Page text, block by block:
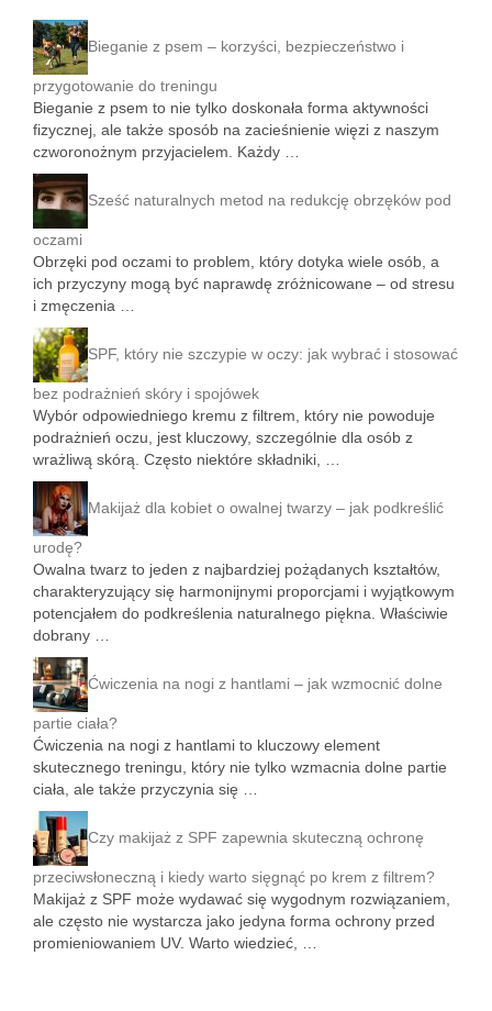
Bieganie z psem – korzyści, bezpieczeństwo i
przygotowanie do treningu
Bieganie z psem to nie tylko doskonała forma aktywności
fizycznej, ale także sposób na zacieśnienie więzi z naszym
czworonożnym przyjacielem. Każdy …
Sześć naturalnych metod na redukcję obrzęków pod
oczami
Obrzęki pod oczami to problem, który dotyka wiele osób, a
ich przyczyny mogą być naprawdę zróżnicowane – od stresu
i zmęczenia …
SPF, który nie szczypie w oczy: jak wybrać i stosować
bez podrażnień skóry i spojówek
Wybór odpowiedniego kremu z filtrem, który nie powoduje
podrażnień oczu, jest kluczowy, szczególnie dla osób z
wrażliwą skórą. Często niektóre składniki, …
Makijaż dla kobiet o owalnej twarzy – jak podkreślić
urodę?
Owalna twarz to jeden z najbardziej pożądanych kształtów,
charakteryzujący się harmonijnymi proporcjami i wyjątkowym
potencjałem do podkreślenia naturalnego piękna. Właściwie
dobrany …
Ćwiczenia na nogi z hantlami – jak wzmocnić dolne
partie ciała?
Ćwiczenia na nogi z hantlami to kluczowy element
skutecznego treningu, który nie tylko wzmacnia dolne partie
ciała, ale także przyczynia się …
Czy makijaż z SPF zapewnia skuteczną ochronę
przeciwsłoneczną i kiedy warto sięgnąć po krem z filtrem?
Makijaż z SPF może wydawać się wygodnym rozwiązaniem,
ale często nie wystarcza jako jedyna forma ochrony przed
promieniowaniem UV. Warto wiedzieć, …